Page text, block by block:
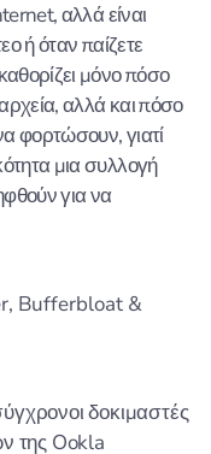
αλλά είναι
ή όταν παίζετε
μόνο πόσο
αλλά και πόσο
φορτώσουν, γιατί
μια συλλογή
για να
Bufferbloat &
δοκιμαστές
της Ookla